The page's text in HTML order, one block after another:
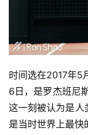
时间选在2017年5
6日，是罗杰班尼
这一刻被认为是人
是当时世界上最快